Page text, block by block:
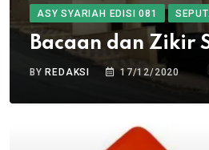
ASY SYARIAH EDISI 081
Bacaan dan Zikir
BY REDAKSI 17/12/2020